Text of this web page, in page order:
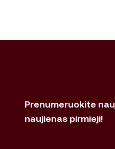
Prenumeruokite
naujienas pirmieji!